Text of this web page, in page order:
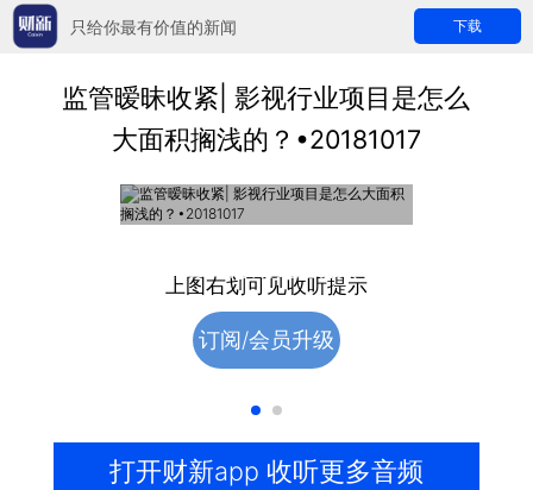
只给你最有价值的新闻 下载
监管暧昧收紧| 影视行业项目是怎么
大面积搁浅的？•20181017
订阅/会员升级
上图右划可见收听提示
打开财新app 收听更多音频